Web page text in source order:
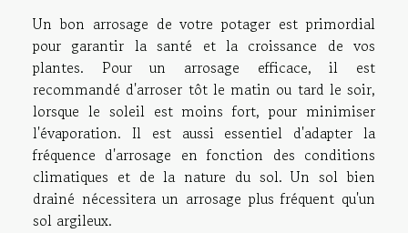
Un bon arrosage de votre potager est primordial
pour garantir la santé et la croissance de vos
plantes. Pour un arrosage efficace, il est
recommandé d'arroser tôt le matin ou tard le soir,
lorsque le soleil est moins fort, pour minimiser
l'évaporation. Il est aussi essentiel d'adapter la
fréquence d'arrosage en fonction des conditions
climatiques et de la nature du sol. Un sol bien
drainé nécessitera un arrosage plus fréquent qu'un
sol argileux.